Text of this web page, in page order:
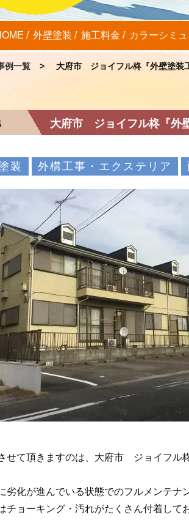
外壁塗装 施工料金 カラーシミ
例一覧 大府市 ジョイフル柊『外壁塗装
大府市 ジョイフル柊『外
装 外構工事・エクステリア
せて頂きますのは、大府市 ジョイフル
劣化が進んでいる状態でのフルメンテナ
チョーキング・汚れがたくさん付着し